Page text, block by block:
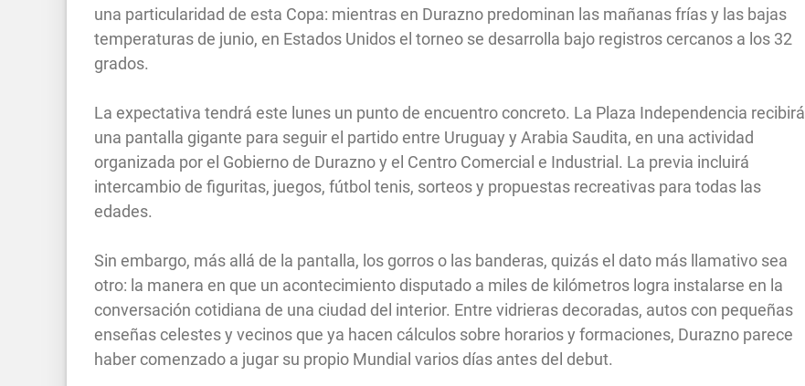
una particularidad de esta Copa: mientras en Durazno predominan las mañanas frías y las bajas
temperaturas de junio, en Estados Unidos el torneo se desarrolla bajo registros cercanos a los 32
grados.
La expectativa tendrá este lunes un punto de encuentro concreto. La Plaza Independencia recibirá
una pantalla gigante para seguir el partido entre Uruguay y Arabia Saudita, en una actividad
organizada por el Gobierno de Durazno y el Centro Comercial e Industrial. La previa incluirá
intercambio de figuritas, juegos, fútbol tenis, sorteos y propuestas recreativas para todas las
edades.
Sin embargo, más allá de la pantalla, los gorros o las banderas, quizás el dato más llamativo sea
otro: la manera en que un acontecimiento disputado a miles de kilómetros logra instalarse en la
conversación cotidiana de una ciudad del interior. Entre vidrieras decoradas, autos con pequeñas
enseñas celestes y vecinos que ya hacen cálculos sobre horarios y formaciones, Durazno parece
haber comenzado a jugar su propio Mundial varios días antes del debut.